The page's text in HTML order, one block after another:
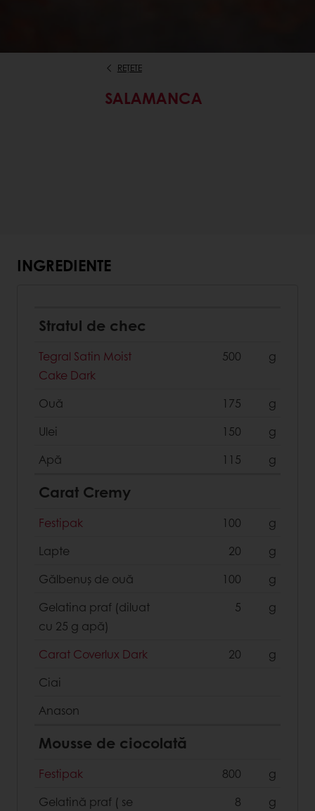
REȚETE
SALAMANCA
INGREDIENTE
Stratul de chec
Tegral Satin Moist
Cake Dark
500 g
Ouă 175
g
Ulei
150
g
Apă
115 g
Carat Cremy
Festipak 100
g
Lapte
20
g
Gălbenuș de ouă
100
g
Gelatina praf (diluat
cu 25 g apă)
5 g
Carat Coverlux Dark 20
g
Ciai
Anason
Mousse de ciocolată
Festipak 800
g
Gelatină praf ( se
8 g